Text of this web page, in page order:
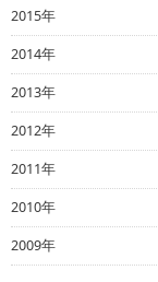
2015年
2014年
2013年
2012年
2011年
2010年
2009年